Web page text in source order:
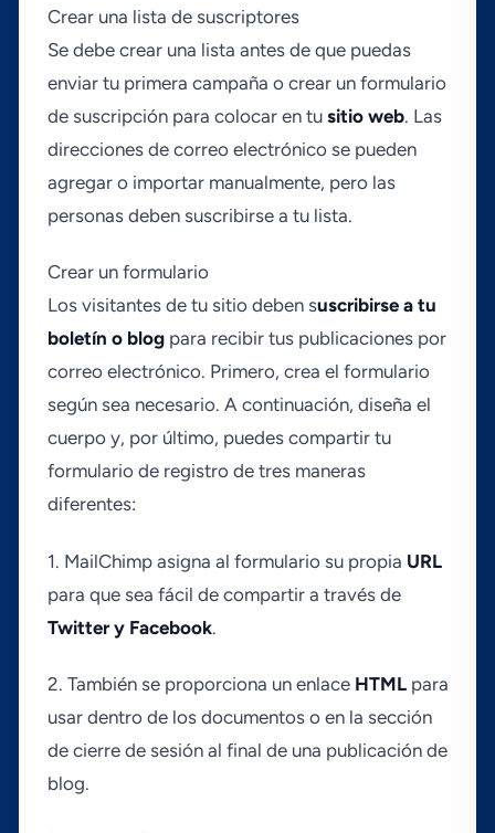
Crear una lista de suscriptores
Se debe crear una lista antes de que puedas
enviar tu primera campaña o crear un formulario
de suscripción para colocar en tu sitio web. Las
direcciones de correo electrónico se pueden
agregar o importar manualmente, pero las
personas deben suscribirse a tu lista.
Crear un formulario
Los visitantes de tu sitio deben suscribirse a tu
boletí­n o blogpara recibir tus publicaciones por
correo electrónico. Primero, crea el formulario
según sea necesario. A continuación, diseña el
cuerpo y, por último, puedes compartir tu
formulario de registro de tres maneras
diferentes:
1. MailChimp asigna al formulario su propia URL
para que sea fácil de compartir a través de
Twitter y Facebook.
2. También se proporciona un enlace HTML para
usar dentro de los documentos o en la sección
de cierre de sesión al final de una publicación de
blog.